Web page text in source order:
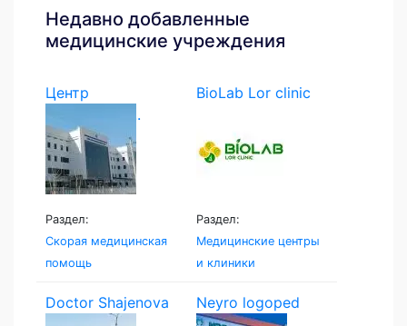
Недавно добавленные
медицинские учреждения
Центр
экстренной...
Раздел:
Скорая медицинская
помощь
BioLab Lor clinic
Раздел:
Медицинские центры
и клиники
Doctor Shajenova Neyro logoped